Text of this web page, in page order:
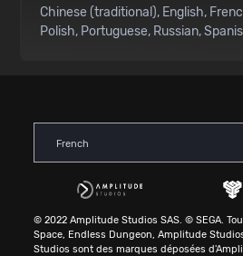
Chinese (traditional) English
Polish Portuguese Russian
French
© 2022 Amplitude Studios SAS. © SEGA.
Space, Endless Dungeon, Amplitude
Studios sont des marques déposées